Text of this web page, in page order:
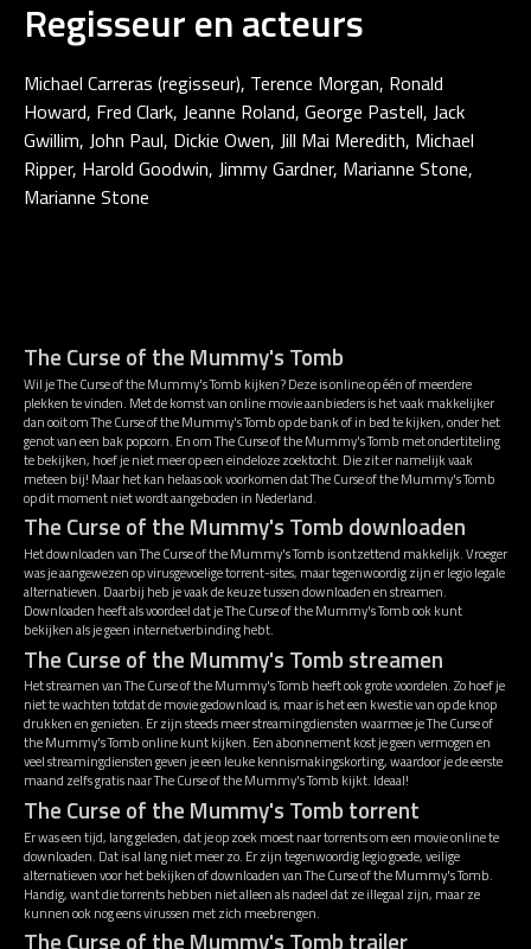
Regisseur en acteurs
Michael Carreras (regisseur), Terence Morgan, Ronald
Howard, Fred Clark, Jeanne Roland, George Pastell, Jack
Gwillim, John Paul, Dickie Owen, Jill Mai Meredith, Michael
Ripper, Harold Goodwin, Jimmy Gardner, Marianne Stone,
Marianne Stone
The Curse of the Mummy's Tomb
Wil je The Curse of the Mummy's Tomb kijken? Deze is online op één of meerdere
plekken te vinden. Met de komst van online movie aanbieders is het vaak makkelijker
dan ooit om The Curse of the Mummy's Tomb op de bank of in bed te kijken, onder het
genot van een bak popcorn. En om The Curse of the Mummy's Tomb met ondertiteling
te bekijken, hoef je niet meer op een eindeloze zoektocht. Die zit er namelijk vaak
meteen bij! Maar het kan helaas ook voorkomen dat The Curse of the Mummy's Tomb
op dit moment niet wordt aangeboden in Nederland.
The Curse of the Mummy's Tomb downloaden
Het downloaden van The Curse of the Mummy's Tomb is ontzettend makkelijk. Vroeger
was je aangewezen op virusgevoelige torrent-sites, maar tegenwoordig zijn er legio legale
alternatieven. Daarbij heb je vaak de keuze tussen downloaden en streamen.
Downloaden heeft als voordeel dat je The Curse of the Mummy's Tomb ook kunt
bekijken als je geen internetverbinding hebt.
The Curse of the Mummy's Tomb streamen
Het streamen van The Curse of the Mummy's Tomb heeft ook grote voordelen. Zo hoef je
niet te wachten totdat de movie gedownload is, maar is het een kwestie van op de knop
drukken en genieten. Er zijn steeds meer streamingdiensten waarmee je The Curse of
the Mummy's Tomb online kunt kijken. Een abonnement kost je geen vermogen en
veel streamingdiensten geven je een leuke kennismakingskorting, waardoor je de eerste
maand zelfs gratis naar The Curse of the Mummy's Tomb kijkt. Ideaal!
The Curse of the Mummy's Tomb torrent
Er was een tijd, lang geleden, dat je op zoek moest naar torrents om een movie online te
downloaden. Dat is al lang niet meer zo. Er zijn tegenwoordig legio goede, veilige
alternatieven voor het bekijken of downloaden van The Curse of the Mummy's Tomb.
Handig, want die torrents hebben niet alleen als nadeel dat ze illegaal zijn, maar ze
kunnen ook nog eens virussen met zich meebrengen.
The Curse of the Mummy's Tomb trailer